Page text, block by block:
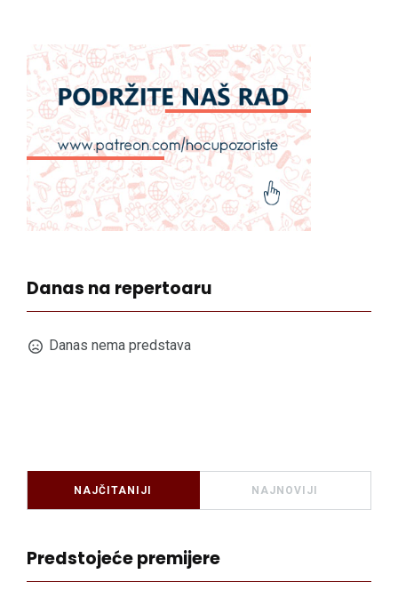
Danas na repertoaru
Danas nema predstava
NAJČITANIJI NAJNOVIJI
Predstojeće premijere